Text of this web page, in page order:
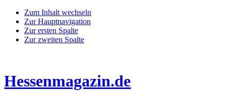
Zum Inhalt wechseln
Zur Hauptnavigation
Zur ersten Spalte
Zur zweiten Spalte
Hessenmagazin.de